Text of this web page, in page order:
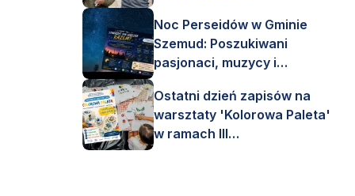
Noc Perseidów w Gminie
Szemud: Poszukiwani
pasjonaci, muzycy i
Ostatni dzień zapisów na
warsztaty 'Kolorowa Paleta'
w ramach III